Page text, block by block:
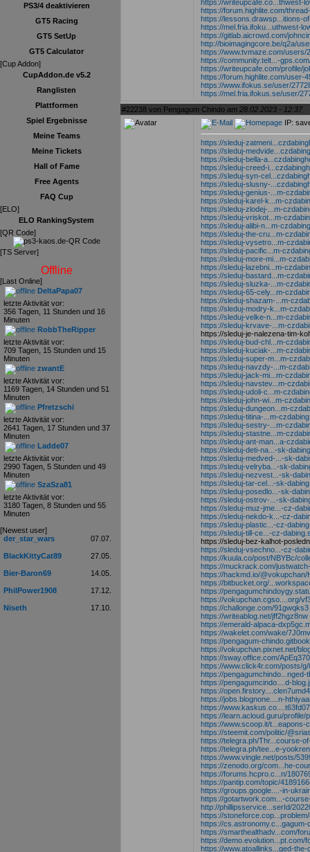
PS3/4 deaktivieren
GT5 Racing
GT5 SetUp
GT5 Calculator
[Cup Addon]
CupAddon.de v5.2
Ranglisten
Plattformen
Spiel Ergebnisse
Meine Teams
Meine Tickets
Hall of Fame
Free Agents
FAQ Cup
[ELO]
ELO RankingSystem
[QR Code]
[TS Server]
Offline
[Last Online]
DeltaPapa07
letzte Aktivität vor:
356 Tagen, 11 Stunden und 16
Minuten
RobbTheRipper
letzte Aktivität vor:
709 Tagen, 15 Stunden und 15
Minuten
zwantE
letzte Aktivität vor:
1169 Tagen, 14 Stunden und 51
Minuten
Pfretzschi
letzte Aktivität vor:
2641 Tagen, 17 Stunden und 37
Minuten
Ladde07
letzte Aktivität vor:
2990 Tagen, 5 Stunden und 49
Minuten
SzaSza81
letzte Aktivität vor:
3180 Tagen, 8 Stunden und 55
Minuten
[Newest user]
der_star_wars
07.07.
BlackKittyCat89 27.05.
Bier-Baron69 14.05.
PhilPower1908 17.12.
Niseth 17.10.
https://writeupcafe.co...thwest-
https://forum.highlite.com/
https://lessons.drawsp...itions-
https://mel.fria.ifoku...uthwest-
https://gitlab.aicrowd.com/
http://bioimagingcore.be/q2a/
https://www.tvmaze.com/users/
https://community.telt...-
https://writeupcafe.com/profile/
https://forum.highlite.com/user-
https://www.ifokus.se/user/
https://mel.fria.ifokus.se/user/
#22238 von Pengagum Chindo am 28.02.2023 - 12:37
IP:
https://sleduj-
https://sleduj-
https://sleduj-bella-
https://sleduj-creed-
https://sleduj-syn-
https://sleduj-slusny-
https://sleduj-genius-...m-
https://sleduj-karel-k...m-
https://sleduj-zlodej-...m-
https://sleduj-vriskot...m-
https://sleduj-alibi-n...m-
https://sleduj-the-cru...m-
https://sleduj-vysetro...m-
https://sleduj-pacific...m-
https://sleduj-more-mi...m-
https://sleduj-lazebni...m-
https://sleduj-bastard...m-
https://sleduj-sluzka-...m-
https://sleduj-65-cely...m-
https://sleduj-shazam-...m-
https://sleduj-modry-k...m-
https://sleduj-velke-n...m-
https://sleduj-krvave-...m-
https://sleduj-je-nalezena-tim-
https://sleduj-bud-chl...m-
https://sleduj-kuciak-...m-
https://sleduj-super-m...m-
https://sleduj-navzdy-...m-
https://sleduj-jack-mi...m-
https://sleduj-navstev...m-
https://sleduj-udoli-c...m-
https://sleduj-john-wi...m-
https://sleduj-dungeon...m-
https://sleduj-titina-...m-
https://sleduj-sestry-...m-
https://sleduj-stastne...m-
https://sleduj-ant-man...a-
https://sleduj-deti-na...-sk-
https://sleduj-medved-...-sk-
https://sleduj-velryba...-sk-
https://sleduj-nezvest...-sk-
https://sleduj-tar-cel...-sk-
https://sleduj-posedlo...-sk-
https://sleduj-ostrov-...-sk-
https://sleduj-muz-jme...-cz-
https://sleduj-nekdo-k...-cz-
https://sleduj-plastic...-cz-
https://sleduj-till-ce...-cz-
https://sleduj-bez-kalhot-
https://sleduj-vsechno...-cz-
https://kuula.co/post/NBYBc/
https://muckrack.com/
https://hackmd.io/@vokupchan/
https://bitbucket.org/
https://
https://vokupchan.cgso....org/
https://challonge.com/91gwqks3
https://writeablog.net/jff2hgz8nw
https://emerald-alpaca-
https://wakelet.com/wake/
https://pengagum-
https://vokupchan.pixnet.net/
https://sway.office.com/
https://www.click4r.com/posts/g/
https://
https://pengagumcindo....d-
https://
https://jobs.blognone....n-
https://
https://learn.acloud.guru/profile/
https://www.scoop.it/t...eapons-
https://steemit.com/politic/
https://telegra.ph/Thr...course-
https://telegra.ph/tee...e-
https://www.vingle.net/posts/
https://zenodo.org/com...he-
https://forums.hcpro.c...n/
https://pantip.com/topic/
https://groups.google....-in-
https://gotartwork.com...-
http://phillipsservice...serId/
https://
https://cs.astronomy.c...gagum-
https://smarthealthadv...com/
https://demo.evolution...pt.com/
https://www.atoallinks...ged-